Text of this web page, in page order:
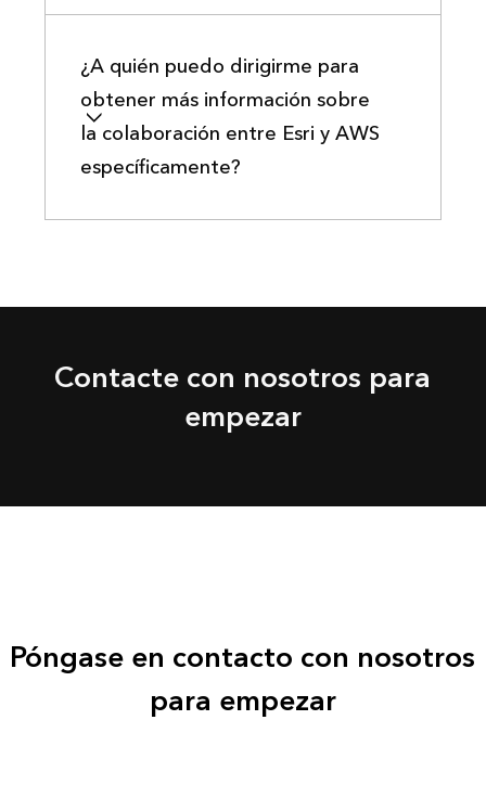
¿A quién puedo dirigirme para
obtener más información sobre
la colaboración entre Esri y AWS
específicamente?
Contacte con nosotros para
empezar
Póngase en contacto con nosotros
para empezar